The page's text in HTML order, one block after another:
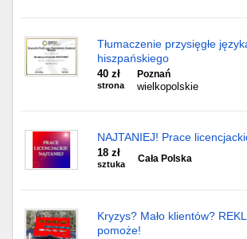
Tłumaczenie przysięgłe
hiszpańskiego
40 zł
strona
Poznań
wielkopolskie
NAJTANIEJ! Prace
18 zł
sztuka
Cała Polska
Kryzys? Mało klientów?
pomoże!